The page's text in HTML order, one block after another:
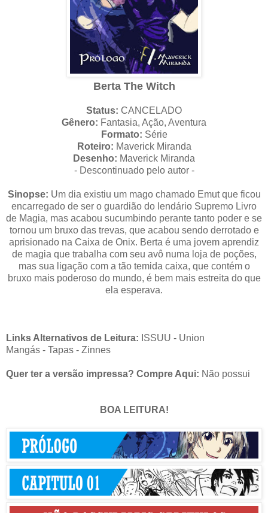
Berta The Witch
Status: CANCELADO
Gênero: Fantasia, Ação, Aventura
Formato: Série
Roteiro: Maverick Miranda
Desenho: Maverick Miranda
- Descontinuado pelo autor -
Sinopse: Um dia existiu um mago chamado Emut que ficou
encarregado de ser o guardião do lendário Supremo Livro
de Magia, mas acabou sucumbindo perante tanto poder e se
tornou um bruxo das trevas, que acabou sendo derrotado e
aprisionado na Caixa de Onix. Berta é uma jovem aprendiz
de magia que trabalha com seu avô numa loja de poções,
mas sua ligação com a tão temida caixa, que contém o
bruxo mais poderoso do mundo, é bem mais estreita do que
ela esperava.
Links Alternativos de Leitura: ISSUU - Union
Mangás - Tapas - Zinnes
Quer ter a versão impressa? Compre Aqui: Não possui
BOA LEITURA!